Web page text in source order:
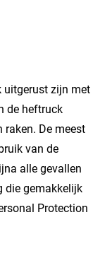
uitgerust zijn met
de heftruck
De meest
van de
alle gevallen
die gemakkelijk
Protection